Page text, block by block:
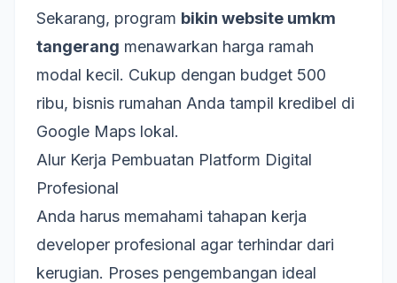
Sekarang, program bikin website umkm
tangerang menawarkan harga ramah
modal kecil. Cukup dengan budget 500
ribu, bisnis rumahan Anda tampil kredibel di
Google Maps lokal.
Alur Kerja Pembuatan Platform Digital
Profesional
Anda harus memahami tahapan kerja
developer profesional agar terhindar dari
kerugian. Proses pengembangan ideal